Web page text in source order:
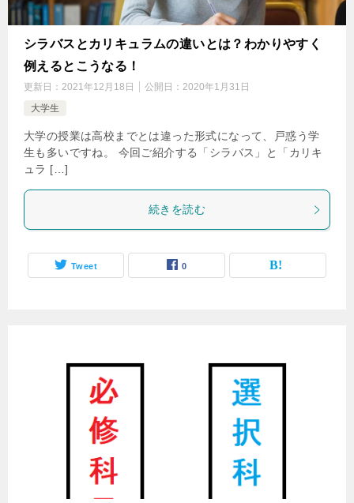
シラバスとカリキュラムの違いとは？わかりやすく
例えるとこうなる！
更新日： 2021年12月18日 公開日： 2020年1月31日
大学生
大学の授業は高校までとは違った形式になって、戸惑う学
生も多いですね。 今回ご紹介する「シラバス」と「カリキ
ュラ […]
続きを読む
Tweet 0